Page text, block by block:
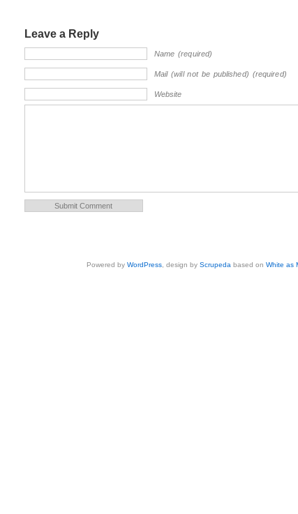
Leave a Reply
Name (required)
Mail (will not be published) (required)
Website
Powered byWordPress , design byScrupeda based onWhite as